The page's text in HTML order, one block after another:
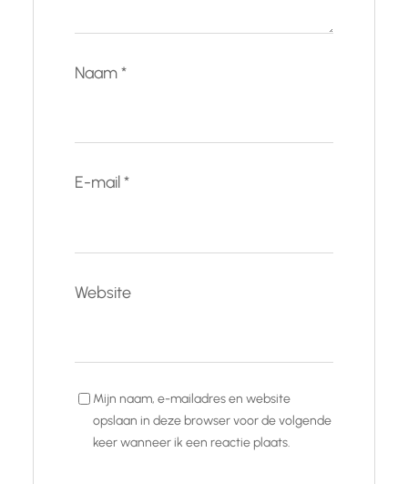
Naam*
E-mail*
Website
Mijn naam, e-mailadres en website
opslaan in deze browser voor de volgende
keer wanneer ik een reactie plaats.